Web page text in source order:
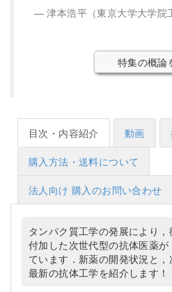
津本浩平（東京大学大学
特集の概論
目次・内容紹介 動画
購入方法・送料について
法人向け 購入のお問い合わせ
タンパク質工学の発展により
付加した次世代型の抗体医薬
ています．新薬の開発状況と
最新の抗体工学を紹介します！